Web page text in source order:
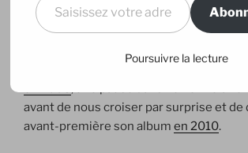
Le 4 octobre prochain sortira le nouvel
Frégé, la Fille de l’après-midi. Depuis 4
choses se sont passées entre Elodie et
avant de nous croiser par surprise et de
avant-première son album en 2010.
Poursuivre la lecture